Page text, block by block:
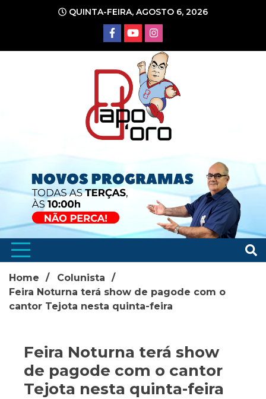
conteúdo
QUINTA-FEIRA, AGOSTO 6, 2026
Home
Colunista
Feira Noturna terá show de pagode com o
cantor Tejota nesta quinta-feira
Feira Noturna terá show
de pagode com o cantor
Tejota nesta quinta-feira